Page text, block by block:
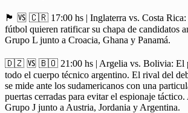
🏴󠁧󠁢󠁥󠁮󠁧󠁿 🆚 🇨🇷 17:00 hs | Inglaterra vs. Costa Rica:
fútbol quieren ratificar su chapa de candidatos
Grupo L junto a Croacia, Ghana y Panamá.
🇩🇿 🆚 🇧🇴 21:00 hs | Argelia vs. Bolivia: El
todo el cuerpo técnico argentino. El rival del
se mide ante los sudamericanos con una
puertas cerradas para evitar el espionaje
Grupo J junto a Austria, Jordania y Argentina.